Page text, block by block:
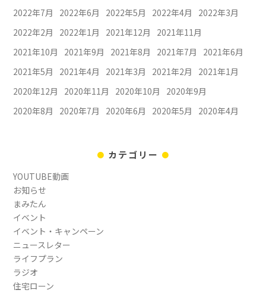
2022年7月
2022年6月 2022年5月 2022年4月
2022年3月
2022年2月
2022年1月 2021年12月
2021年11月
2021年10月
2021年9月 2021年8月 2021年7月
2021年6月
2021年5月
2021年4月 2021年3月 2021年2月
2021年1月
2020年12月
2020年11月 2020年10月
2020年9月
2020年8月
2020年7月 2020年6月 2020年5月 2020年4月
カテゴリー
YOUTUBE動画
お知らせ
まみたん
イベント
イベント・キャンペーン
ニュースレター
ライフプラン
ラジオ
住宅ローン